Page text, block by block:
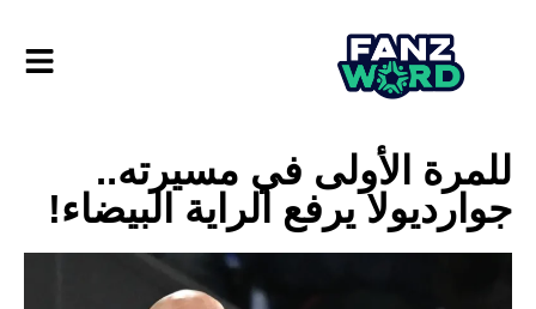
للمرة الأولى في مسيرته..
جوارديولا يرفع الراية البيضاء!